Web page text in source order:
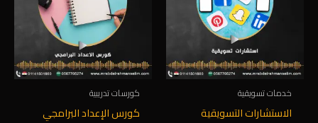
خدمات تسويقية
الاستشارات التسويقية
كورسات تدريبية
كورس الإعداد البرامجي